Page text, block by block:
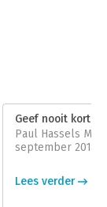
Geef nooit
Paul Hassels
september 2011
Lees verder